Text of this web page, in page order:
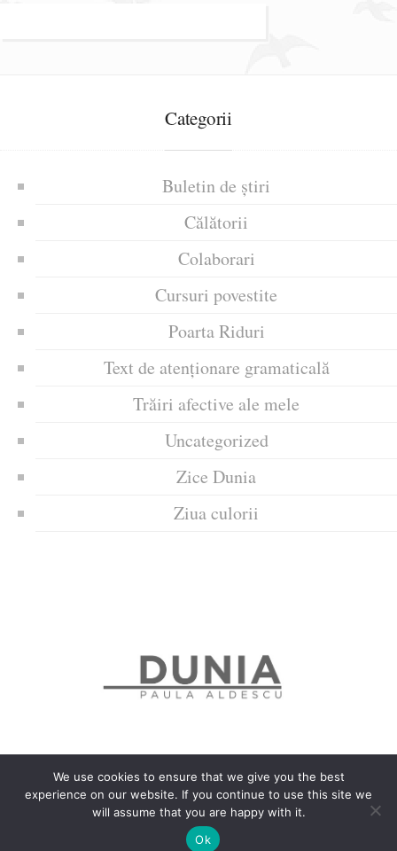
Categorii
Buletin de știri
Călătorii
Colaborari
Cursuri povestite
Poarta Riduri
Text de atenționare gramaticală
Trăiri afective ale mele
Uncategorized
Zice Dunia
Ziua culorii
Politica de confidențialitate
Politică privind fișierele cookies
Copyrights © 2018 Dunia
We use cookies to ensure that we give you the best
experience on our website. If you continue to use this site we
will assume that you are happy with it.
Ok